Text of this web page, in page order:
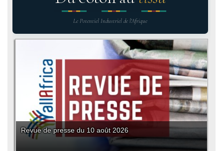
Le Potentiel Industriel de l'Afrique
Revue de presse du 10 août 2026